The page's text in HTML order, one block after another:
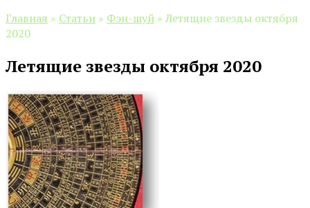
Главная » Статьи » Фэн-шуй » Летящие звезды октября
2020
Летящие звезды октября 2020